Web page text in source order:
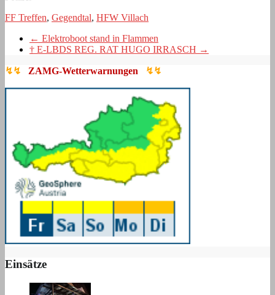
FF Treffen, Gegendtal, HFW Villach
← Elektroboot stand in Flammen
† E-LBDS REG. RAT HUGO IRRASCH →
↯↯ ZAMG-Wetterwarnungen ↯↯
Einsätze